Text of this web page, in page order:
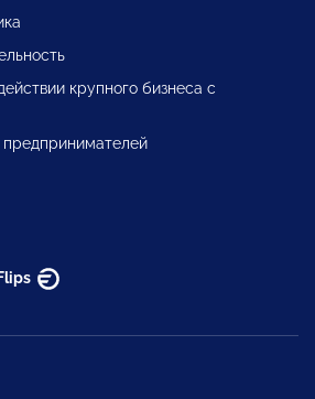
крупного бизнеса с
Flips